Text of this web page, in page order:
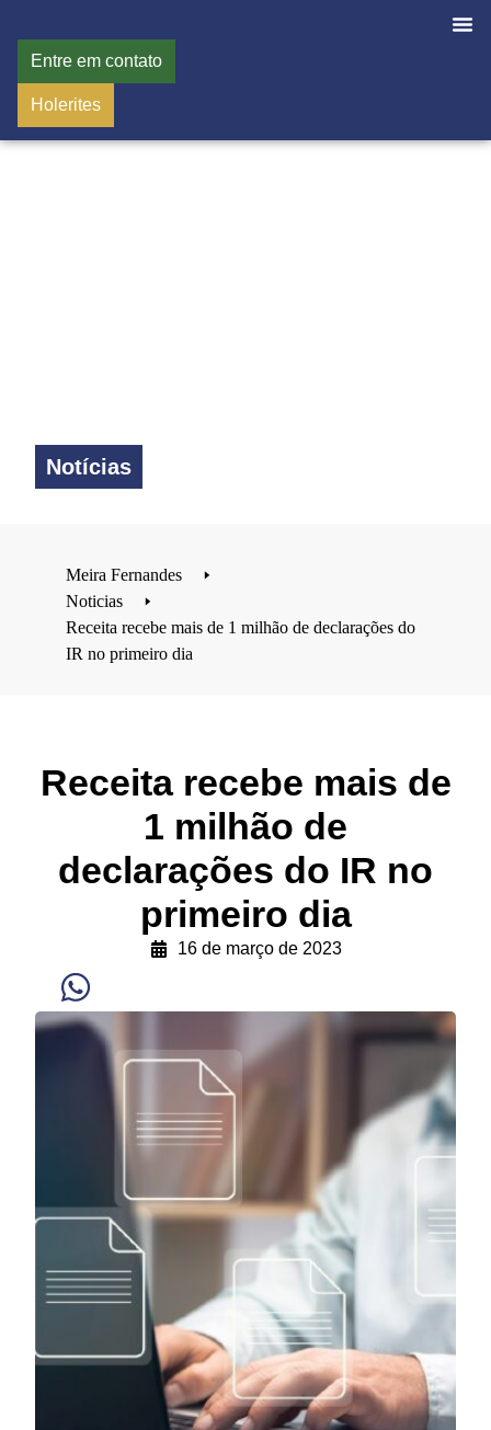
Entre em contato
Holerites
Notícias
Meira Fernandes
🢒
Noticias
🢒
Receita recebe mais de 1 milhão de declarações do
IR no primeiro dia
Receita recebe mais de
1 milhão de
declarações do IR no
primeiro dia
16 de março de 2023